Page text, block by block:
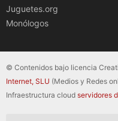
Juguetes.org
Monólogos
© Contenidos bajo licencia
Internet, SLU (Medios y Redes
Infraestructura cloud servidores